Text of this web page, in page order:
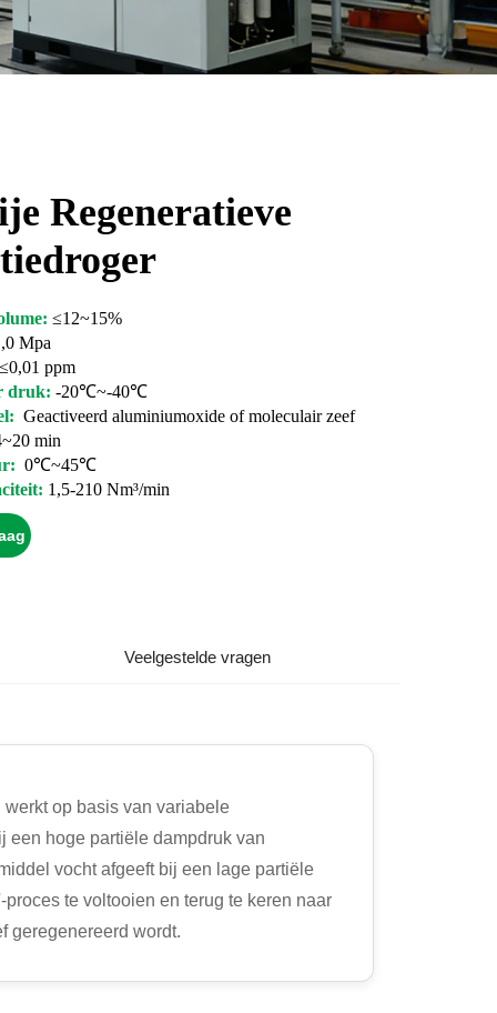
Regeneratieve
≤12~15%
Mpa
≤0,01 ppm
druk: -20℃~-40℃
Geactiveerd aluminiumoxide of moleculair zeef
min
0℃~45℃
1,5-210 Nm³/min
Veelgestelde vragen
op basis van variabele
een hoge partiële dampdruk van
vocht afgeeft bij een lage partiële
te voltooien en terug te keren naar
geregenereerd wordt.